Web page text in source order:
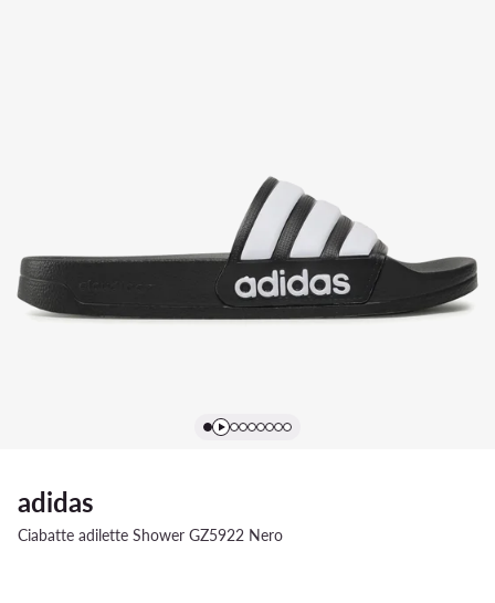
adidas
Ciabatte adilette Shower GZ5922 Nero